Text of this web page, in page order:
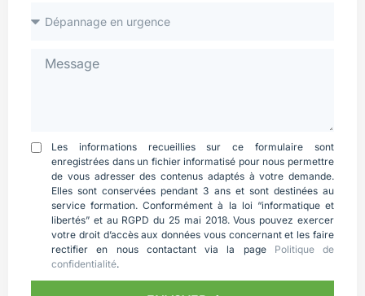
Les informations recueillies sur ce formulaire sont
enregistrées dans un fichier informatisé pour nous permettre
de vous adresser des contenus adaptés à votre demande.
Elles sont conservées pendant 3 ans et sont destinées au
service formation. Conformément à la loi “informatique et
libertés” et au RGPD du 25 mai 2018. Vous pouvez exercer
votre droit d’accès aux données vous concernant et les faire
rectifier en nous contactant via la page Politique de
confidentialité.